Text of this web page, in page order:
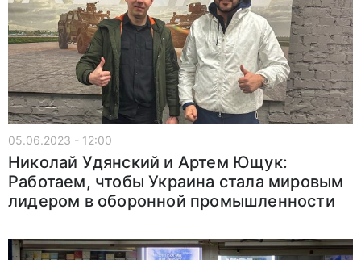
05.06.2023 - 12:00
Николай Удянский и Артем Ющук:
Работаем, чтобы Украина стала мировым
лидером в оборонной промышленности